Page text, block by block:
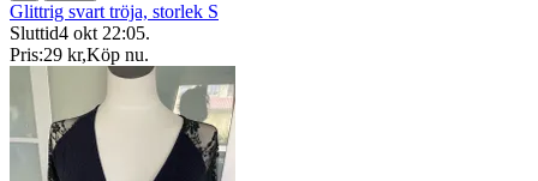
Glittrig svart tröja, storlek S
Sluttid4 okt 22:05.
Pris:29 kr,Köp nu.